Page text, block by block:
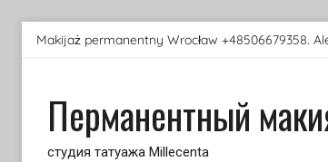
Перейти
Makijaż permanentny Wrocław +48506679358.
Перманентный
студия татуажа Millecenta